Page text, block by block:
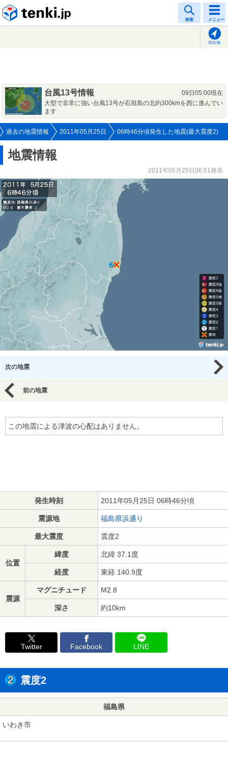
検索 メニュー
現在地
台風13号情報
09日05:00現在
大型で非常に強い台風13号が石垣島の北約300kmを西に進んでい
ます
過去の地震情報 2011年05月25日 06時46分頃発生した地震(最大震度2)
地震情報
2011年05月25日06:51発表
次の地震
前の地震
この地震による津波の心配はありません。
発生時刻 2011年05月25日 06時46分頃
震源地 福島県浜通り
最大震度 震度2
位置
緯度 北緯 37.1度
経度 東経 140.9度
震源
マグニチュード M2.8
深さ 約10km
Twitter Facebook LINE
震度2
福島県
いわき市